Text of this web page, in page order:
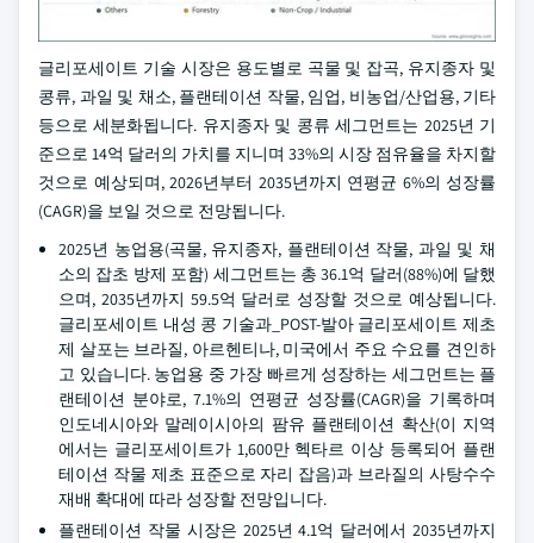
글리포세이트 기술 시장은 용도별로 곡물 및 잡곡, 유지종자 및
콩류, 과일 및 채소, 플랜테이션 작물, 임업, 비농업/산업용, 기타
등으로 세분화됩니다. 유지종자 및 콩류 세그먼트는 2025년 기
준으로 14억 달러의 가치를 지니며 33%의 시장 점유율을 차지할
것으로 예상되며, 2026년부터 2035년까지 연평균 6%의 성장률
(CAGR)을 보일 것으로 전망됩니다.
2025년 농업용(곡물, 유지종자, 플랜테이션 작물, 과일 및 채
소의 잡초 방제 포함) 세그먼트는 총 36.1억 달러(88%)에 달했
으며, 2035년까지 59.5억 달러로 성장할 것으로 예상됩니다.
글리포세이트 내성 콩 기술과_POST-발아 글리포세이트 제초
제 살포는 브라질, 아르헨티나, 미국에서 주요 수요를 견인하
고 있습니다. 농업용 중 가장 빠르게 성장하는 세그먼트는 플
랜테이션 분야로, 7.1%의 연평균 성장률(CAGR)을 기록하며
인도네시아와 말레이시아의 팜유 플랜테이션 확산(이 지역
에서는 글리포세이트가 1,600만 헥타르 이상 등록되어 플랜
테이션 작물 제초 표준으로 자리 잡음)과 브라질의 사탕수수
재배 확대에 따라 성장할 전망입니다.
플랜테이션 작물 시장은 2025년 4.1억 달러에서 2035년까지